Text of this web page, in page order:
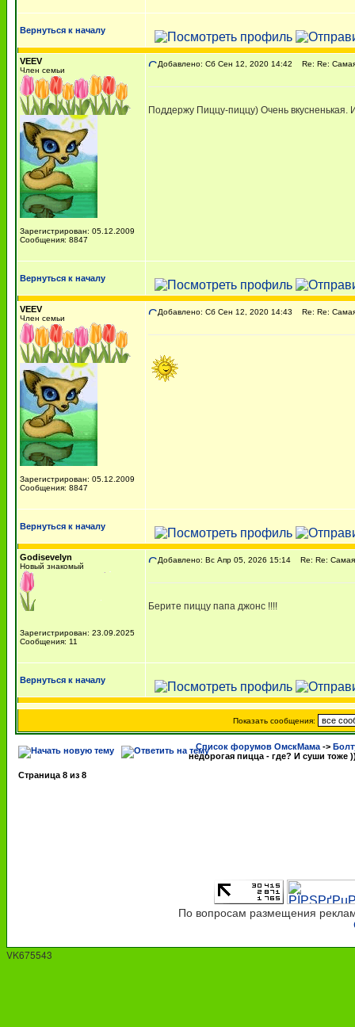
Вернуться к началу
VEEV
Член семьи
Зарегистрирован: 05.12.2009
Сообщения: 8847
Добавлено: Сб Сен 12, 2020 14:42 Re: Re: Самая
Поддержу Пиццу-пиццу) Очень вкусненькая.
Вернуться к началу
VEEV
Член семьи
Зарегистрирован: 05.12.2009
Сообщения: 8847
Добавлено: Сб Сен 12, 2020 14:43 Re: Re: Самая
Вернуться к началу
Godisevelyn
Новый знакомый
Зарегистрирован: 23.09.2025
Сообщения: 11
Добавлено: Вс Апр 05, 2026 15:14 Re: Re: Самая
Берите пиццу папа джонс !!!!
Вернуться к началу
Показать сообщения:
Список форумов ОмскМама ->
недорогая пицца - где? И суши тоже
Страница 8 из 8
По вопросам размещения
VK675543